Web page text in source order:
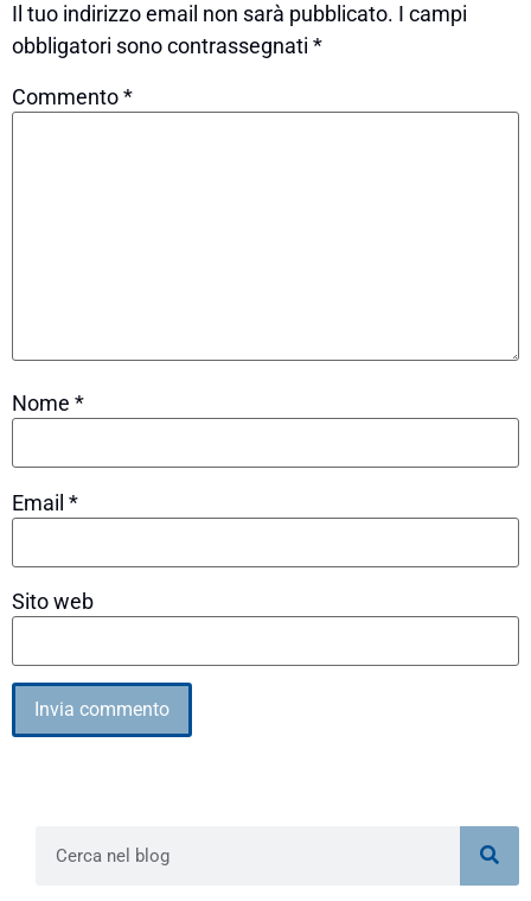
Il tuo indirizzo email non sarà pubblicato. I campi
obbligatori sono contrassegnati *
Commento*
Nome *
Email *
Sito web